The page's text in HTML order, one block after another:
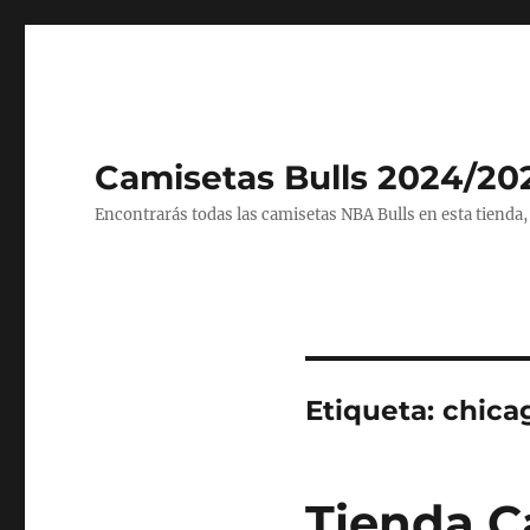
Camisetas Bulls 2024/
Encontrarás todas las camisetas NBA Bulls en esta
Etiqueta: